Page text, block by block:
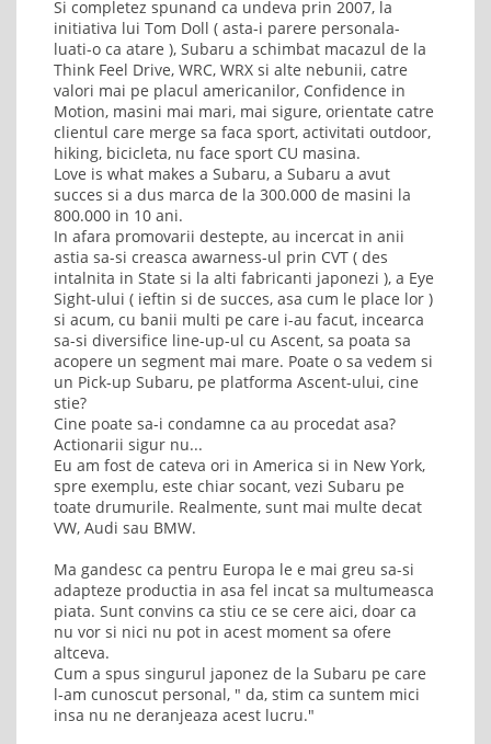
Si completez spunand ca undeva prin 2007, la
initiativa lui Tom Doll ( asta-i parere personala-
luati-o ca atare ), Subaru a schimbat macazul de la
Think Feel Drive, WRC, WRX si alte nebunii, catre
valori mai pe placul americanilor, Confidence in
Motion, masini mai mari, mai sigure, orientate catre
clientul care merge sa faca sport, activitati outdoor,
hiking, bicicleta, nu face sport CU masina.
Love is what makes a Subaru, a Subaru a avut
succes si a dus marca de la 300.000 de masini la
800.000 in 10 ani.
In afara promovarii destepte, au incercat in anii
astia sa-si creasca awarness-ul prin CVT ( des
intalnita in State si la alti fabricanti japonezi ), a Eye
Sight-ului ( ieftin si de succes, asa cum le place lor )
si acum, cu banii multi pe care i-au facut, incearca
sa-si diversifice line-up-ul cu Ascent, sa poata sa
acopere un segment mai mare. Poate o sa vedem si
un Pick-up Subaru, pe platforma Ascent-ului, cine
stie?
Cine poate sa-i condamne ca au procedat asa?
Actionarii sigur nu...
Eu am fost de cateva ori in America si in New York,
spre exemplu, este chiar socant, vezi Subaru pe
toate drumurile. Realmente, sunt mai multe decat
VW, Audi sau BMW.
Ma gandesc ca pentru Europa le e mai greu sa-si
adapteze productia in asa fel incat sa multumeasca
piata. Sunt convins ca stiu ce se cere aici, doar ca
nu vor si nici nu pot in acest moment sa ofere
altceva.
Cum a spus singurul japonez de la Subaru pe care
l-am cunoscut personal, " da, stim ca suntem mici
insa nu ne deranjeaza acest lucru."